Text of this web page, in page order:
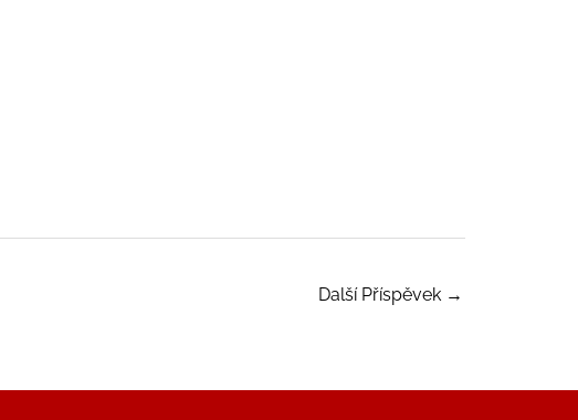
Další Příspěvek →